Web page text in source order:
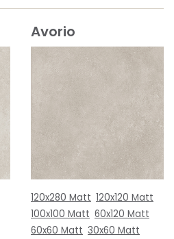
Avorio
120x280 Matt 120x120 Matt
100x100 Matt 60x120 Matt
60x60 Matt 30x60 Matt